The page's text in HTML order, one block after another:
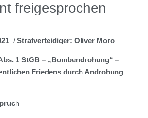
freigesprochen
/Strafverteidiger:Oliver Moro
1 StGB – „Bombendrohung“ –
Friedens durch Androhung